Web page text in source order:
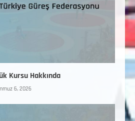
Kursu Hakkında
6, 2026